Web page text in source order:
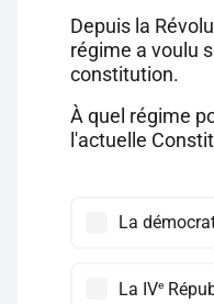
Depuis la
régime a voulu
constitution.
À quel régime
l'actuelle
La
La IVe